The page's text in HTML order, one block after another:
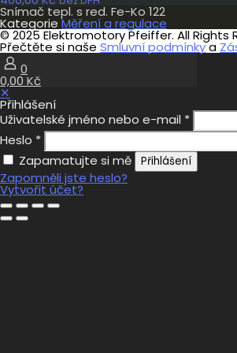
Snímač tepl. s red. Fe-Ko 122
Kategorie Měření a regulace
© 2025 Elektromotory Pfeiffer. All Rights
Přečtěte si naše Smluvní podmínkya
0
0,00 Kč
✕
Přihlášení
Uživatelské jméno nebo e-mail *
Heslo *
Zapamatujte si mě
Přihlášení
Zapomněli jste heslo?
Vytvořit účet?